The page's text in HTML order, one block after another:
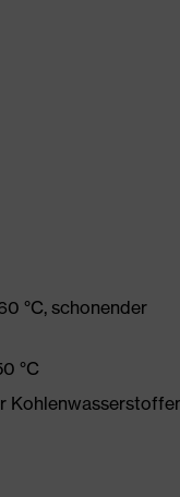
°C, schonender
°C